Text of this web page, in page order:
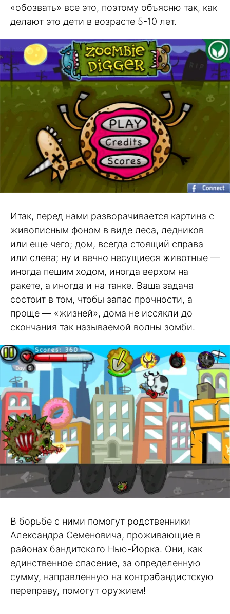
«обозвать» все это, поэтому объясню так, как
делают это дети в возрасте 5-10 лет.
Итак, перед нами разворачивается картина с
живописным фоном в виде леса, ледников
или еще чего; дом, всегда стоящий справа
или слева; ну и вечно несущиеся животные —
иногда пешим ходом, иногда верхом на
ракете, а иногда и на танке. Ваша задача
состоит в том, чтобы запас прочности, а
проще — «жизней», дома не иссякли до
скончания так называемой волны зомби.
В борьбе с ними помогут родственники
Александра Семеновича, проживающие в
районах бандитского Нью-Йорка. Они, как
единственное спасение, за определенную
сумму, направленную на контрабандистскую
переправу, помогут оружием!